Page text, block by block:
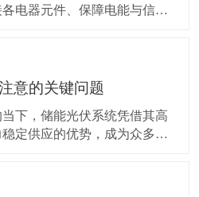
电器元件、保障电能与信号
还能延长其使用寿命。 日常
小觑。平稳驾驶是维护线束
意的关键问题
下，储能光伏系统凭借其高
定供应的优势，成为众多领
伏线束时，有许多问题需要